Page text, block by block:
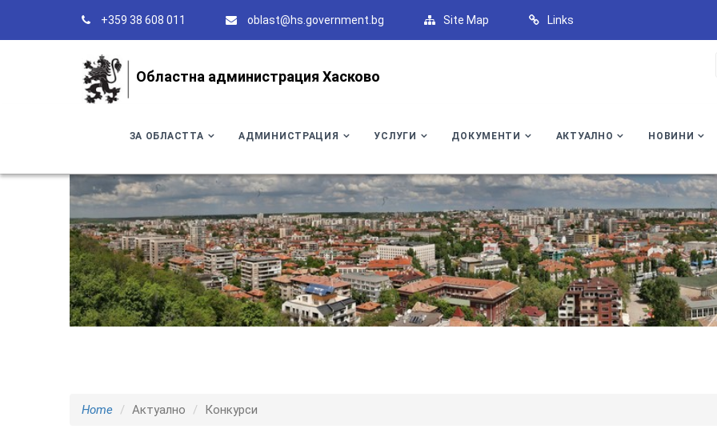
+359 38 608 011 oblast@hs.government.bg Site Map Links
Областна администрация Хасково
ЗА ОБЛАСТТА АДМИНИСТРАЦИЯ УСЛУГИ ДОКУМЕНТИ АКТУАЛНО НОВИНИ
Home Актуално Конкурси